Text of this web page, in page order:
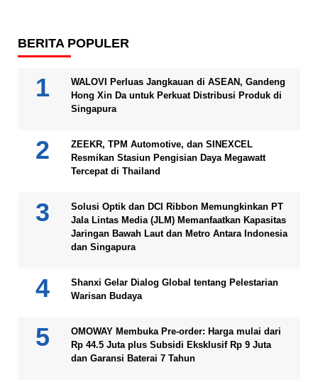
BERITA POPULER
WALOVI Perluas Jangkauan di ASEAN, Gandeng
Hong Xin Da untuk Perkuat Distribusi Produk di
Singapura
ZEEKR, TPM Automotive, dan SINEXCEL
Resmikan Stasiun Pengisian Daya Megawatt
Tercepat di Thailand
Solusi Optik dan DCI Ribbon Memungkinkan PT
Jala Lintas Media (JLM) Memanfaatkan Kapasitas
Jaringan Bawah Laut dan Metro Antara Indonesia
dan Singapura
Shanxi Gelar Dialog Global tentang Pelestarian
Warisan Budaya
OMOWAY Membuka Pre-order: Harga mulai dari
Rp 44.5 Juta plus Subsidi Eksklusif Rp 9 Juta
dan Garansi Baterai 7 Tahun